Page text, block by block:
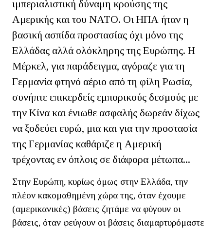
ιμπεριαλιστική δύναμη κρούσης της
Αμερικής και του ΝΑΤΟ. Οι ΗΠΑ ήταν η
βασική ασπίδα προστασίας όχι μόνο της
Ελλάδας αλλά ολόκληρης της Ευρώπης. Η
Μέρκελ, για παράδειγμα, αγόραζε για τη
Γερμανία φτηνό αέριο από τη φίλη Ρωσία,
συνήπτε επικερδείς εμπορικούς δεσμούς με
την Κίνα και ένιωθε ασφαλής δωρεάν δίχως
να ξοδεύει ευρώ, μια και για την προστασία
της Γερμανίας καθάριζε η Αμερική
τρέχοντας εν όπλοις σε διάφορα μέτωπα...
Στην Ευρώπη, κυρίως όμως στην Ελλάδα, την
πλέον κακομαθημένη χώρα της, όταν έχουμε
(αμερικανικές) βάσεις ζητάμε να φύγουν οι
βάσεις, όταν φεύγουν οι βάσεις διαμαρτυρόμαστε